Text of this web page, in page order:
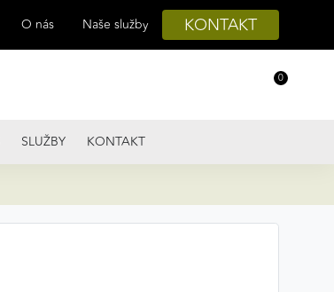
O nás Naše služby KONTAKT
0
SLUŽBY KONTAKT